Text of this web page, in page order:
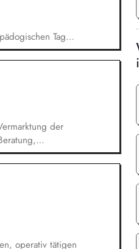
Tagen
Die inhaltlichen
der
zur
des
operativ tätigen